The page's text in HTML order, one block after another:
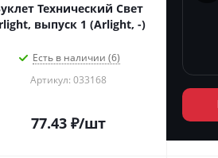
Технический Свет
выпуск 1 (Arlight, -)
Есть в наличии (6)
Артикул: 033168
77.43₽/шт